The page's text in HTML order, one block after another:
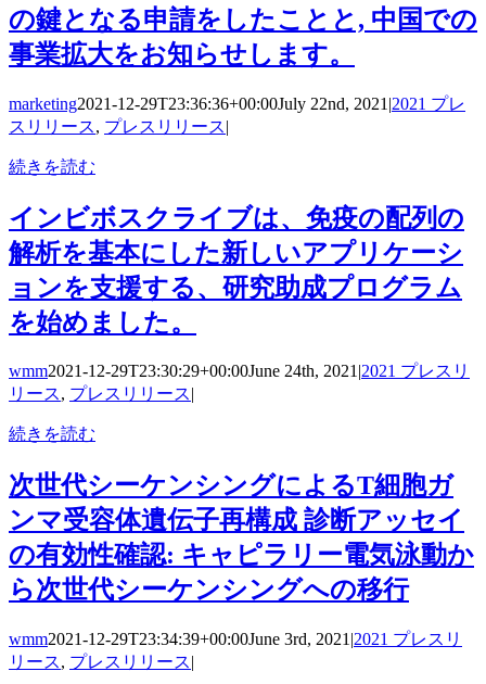
の鍵となる申請をしたことと, 中国での
事業拡大をお知らせします。
marketing2021-12-29T23:36:36+00:00July 22nd, 2021 |2021 プレ
スリリース, プレスリリース|
続きを読む
インビボスクライブは、免疫の配列の
解析を基本にした新しいアプリケーシ
ョンを支援する、研究助成プログラム
を始めました。
wmm2021-12-29T23:30:29+00:00June 24th, 2021|2021 プレスリ
リース, プレスリリース|
続きを読む
次世代シーケンシングによるT細胞ガ
ンマ受容体遺伝子再構成 診断アッセイ
の有効性確認: キャピラリー電気泳動か
ら次世代シーケンシングへの移行
wmm2021-12-29T23:34:39+00:00June 3rd, 2021 |2021 プレスリ
リース, プレスリリース|